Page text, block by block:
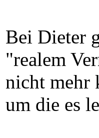
Bei Dieter
"realem
nicht mehr
um die es